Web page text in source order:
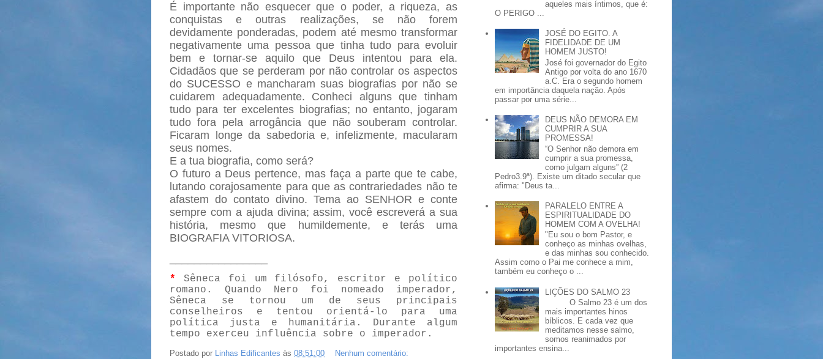
É importante não esquecer que o poder, a riqueza, as
conquistas e outras realizações, se não forem
devidamente ponderadas, podem até mesmo transformar
negativamente uma pessoa que tinha tudo para evoluir
bem e tornar-se aquilo que Deus intentou para ela.
Cidadãos que se perderam por não controlar os aspectos
do SUCESSO e mancharam suas biografias por não se
cuidarem adequadamente. Conheci alguns que tinham
tudo para ter excelentes biografias; no entanto, jogaram
tudo fora pela arrogância que não souberam controlar.
Ficaram longe da sabedoria e, infelizmente, macularam
seus nomes.
E a tua biografia, como será?
O futuro a Deus pertence, mas faça a parte que te cabe,
lutando corajosamente para que as contrariedades não te
afastem do contato divino. Tema ao SENHOR e conte
sempre com a ajuda divina; assim, você escreverá a sua
história, mesmo que humildemente, e terás uma
BIOGRAFIA VITORIOSA.
*
Sêneca foi um filósofo, escritor e político
romano. Quando Nero foi nomeado imperador,
Sêneca se tornou um de seus principais
conselheiros e tentou orientá-lo para uma
política justa e humanitária. Durante algum
tempo exerceu influência sobre o imperador.
Postado por Linhas Edificantes às 08:51:00 Nenhum comentário:
aqueles mais íntimos, que é:
O PERIGO ...
JOSÉ DO EGITO. A
FIDELIDADE DE UM
HOMEM JUSTO!
José foi governador do Egito
Antigo por volta do ano 1670
a.C. Era o segundo homem
em importância daquela nação. Após
passar por uma série...
DEUS NÃO DEMORA EM
CUMPRIR A SUA
PROMESSA!
“O Senhor não demora em
cumprir a sua promessa,
como julgam alguns” (2
Pedro3.9ª). Existe um ditado secular que
afirma: "Deus ta...
PARALELO ENTRE A
ESPIRITUALIDADE DO
HOMEM COM A OVELHA!
"Eu sou o bom Pastor, e
conheço as minhas ovelhas,
e das minhas sou conhecido.
Assim como o Pai me conhece a mim,
também eu conheço o ...
LIÇÕES DO SALMO 23
O Salmo 23 é um dos
mais importantes hinos
bíblicos. E cada vez que
meditamos nesse salmo,
somos reanimados por
importantes ensina...